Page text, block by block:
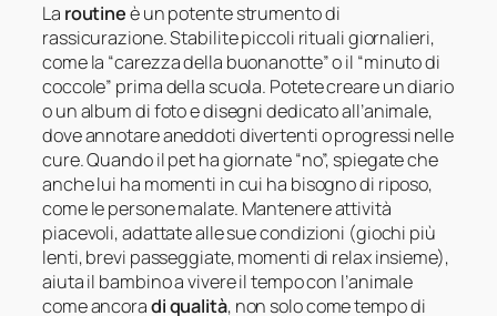
La routineè un potente strumento di
rassicurazione. Stabilite piccoli rituali giornalieri,
come la “carezza della buonanotte” o il “minuto di
coccole” prima della scuola. Potete creare un diario
o un album di foto e disegni dedicato all’animale,
dove annotare aneddoti divertenti o progressi nelle
cure. Quando il pet ha giornate “no”, spiegate che
anche lui ha momenti in cui ha bisogno di riposo,
come le persone malate. Mantenere attività
piacevoli, adattate alle sue condizioni (giochi più
lenti, brevi passeggiate, momenti di relax insieme),
aiuta il bambino a vivere il tempo con l’animale
come ancoradi qualità, non solo come tempo di